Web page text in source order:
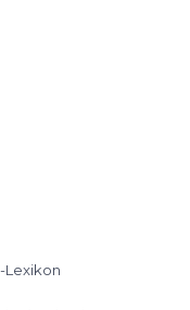
Lexikon